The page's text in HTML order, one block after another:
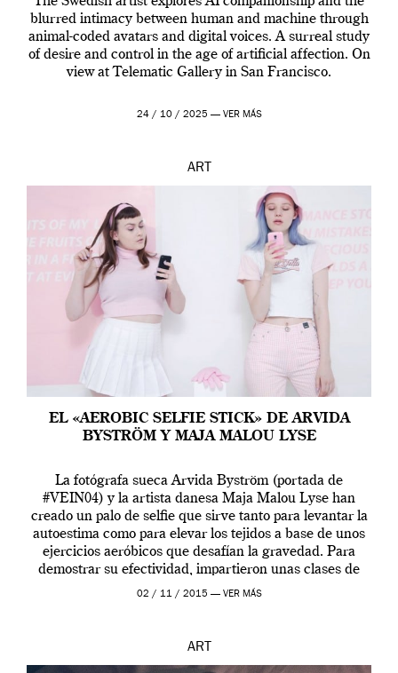
blurred intimacy between human and machine through
animal-coded avatars and digital voices. A surreal study
of desire and control in the age of artificial affection. On
view at Telematic Gallery in San Francisco.
24 / 10 / 2025 — VER MÁS
ART
EL «AEROBIC SELFIE STICK» DE ARVIDA
BYSTRÖM Y MAJA MALOU LYSE
La fotógrafa sueca Arvida Byström (portada de
#VEIN04) y la artista danesa Maja Malou Lyse han
creado un palo de selfie que sirve tanto para levantar la
autoestima como para elevar los tejidos a base de unos
ejercicios aeróbicos que desafían la gravedad. Para
demostrar su efectividad, impartieron unas clases de
prueba en el Tate […]
02 / 11 / 2015 — VER MÁS
ART